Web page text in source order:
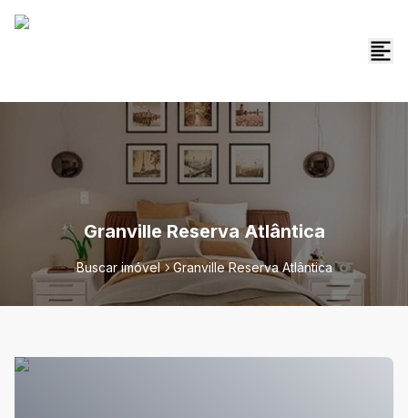
Granville Reserva Atlântica
Buscar imóvel Granville Reserva Atlântica